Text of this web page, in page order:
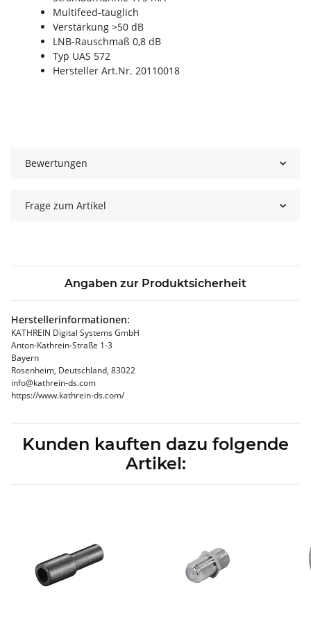
Multifeed-tauglich
Verstärkung >50 dB
LNB-Rauschmaß 0,8 dB
Typ UAS 572
Hersteller Art.Nr. 20110018
Bewertungen
Frage zum Artikel
Angaben zur Produktsicherheit
Herstellerinformationen:
KATHREIN Digital Systems GmbH
Anton-Kathrein-Straße 1-3
Bayern
Rosenheim, Deutschland, 83022
info@kathrein-ds.com
https://www.kathrein-ds.com/
Kunden kauften dazu folgende
Artikel: